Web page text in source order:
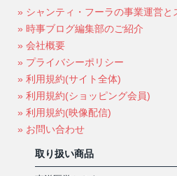
» シャンティ・フーラの事業運営と
» 時事ブログ編集部のご紹介
» 会社概要
» プライバシーポリシー
» 利用規約(サイト全体)
» 利用規約(ショッピング会員)
» 利用規約(映像配信)
» お問い合わせ
取り扱い商品